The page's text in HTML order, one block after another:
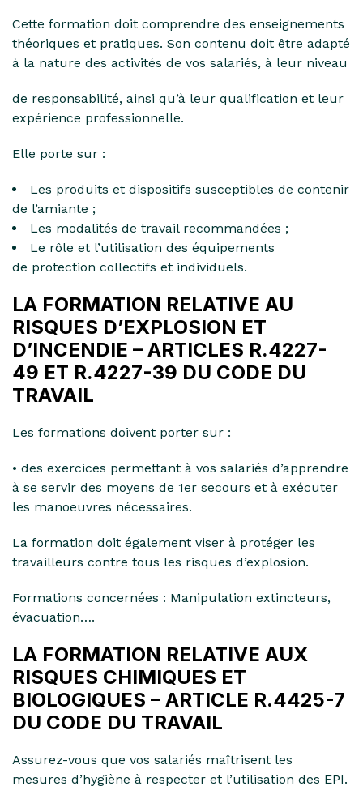
Cette formation doit comprendre des enseignements
théoriques et pratiques. Son contenu doit être adapté
à la nature des activités de vos salariés, à leur niveau
de responsabilité, ainsi qu’à leur qualification et leur
expérience professionnelle.
Elle porte sur :
Les produits et dispositifs susceptibles de contenir
de l’amiante ;
Les modalités de travail recommandées ;
Le rôle et l’utilisation des équipements
de protection collectifs et individuels.
LA FORMATION RELATIVE AU
RISQUES D’EXPLOSION ET
D’INCENDIE – ARTICLES R.4227-
49 ET R.4227-39 DU CODE DU
TRAVAIL
Les formations doivent porter sur :
• des exercices permettant à vos salariés d’apprendre
à se servir des moyens de 1er secours et à exécuter
les manoeuvres nécessaires.
La formation doit également viser à protéger les
travailleurs contre tous les risques d’explosion.
Formations concernées : Manipulation extincteurs,
évacuation….
LA FORMATION RELATIVE AUX
RISQUES CHIMIQUES ET
BIOLOGIQUES – ARTICLE R.4425-7
DU CODE DU TRAVAIL
Assurez-vous que vos salariés maîtrisent les
mesures d’hygiène à respecter et l’utilisation des EPI.